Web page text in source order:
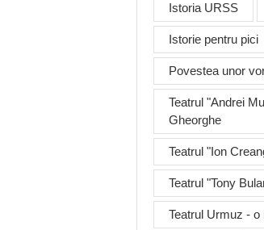
Istoria URSS
Istorie pentru pici
Povestea unor
Teatrul "Andrei
Gheorghe
Teatrul "Ion
Teatrul "Tony
Teatrul Urmuz -